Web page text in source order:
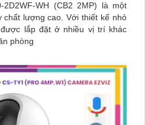
2D2WF-WH (CB2 2MP) là một
cao. Với thiết kế nhỏ
lắp đặt ở nhiều vị trí khác
phòng